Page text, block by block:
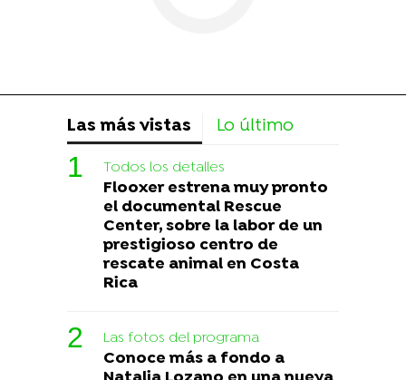
Las más vistas Lo último
Todos los detalles
Flooxer estrena muy pronto
el documental Rescue
Center, sobre la labor de un
prestigioso centro de
rescate animal en Costa
Rica
Las fotos del programa
Conoce más a fondo a